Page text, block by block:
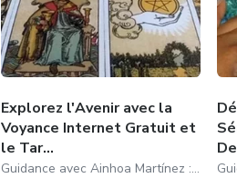
Explorez l'Avenir avec la
Voyance Internet Gratuit et
le Tar...
Guidance avec Ainhoa Martínez : 01 75 75 44 89